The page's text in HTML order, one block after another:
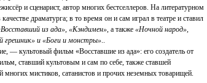
и сценарист, автор многих бестселлеров. На литературном
драматурга; в то время он и сам играл в театре и ставил
из ада», «Кэндимен», а также «Ночной народ»,
грешник» и «Боги и монстры»..
— культовый фильм «Восставшие из ада»: его создатель от
ставший культовым и сам по себе, также ставшей
многих мистиков, сатанистов и прочих неземных товарищей.